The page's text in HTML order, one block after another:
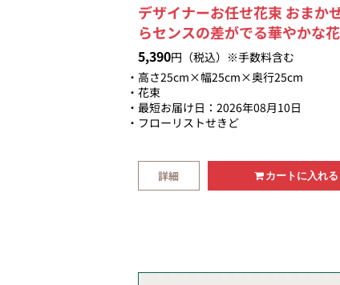
デザイナーお任せ花束 おまか
らセンスの差がでる華やかな
す。 大臣賞受賞デザイナーが制
る安心感と他店のアレンジと
じ違ったアレンジをお楽しみ頂
す。 大人っぽくシックな感じに
げる色合いです。 お任せいただ
します。 お花を新鮮でイキイキ
状態でお届けします。 豪華で
5,390円（税込）※手数料含む
高さ25cm×幅25cm×奥行25cm
花束
最短お届け日：2026年08月10日
フローリストせきど
詳細 カートに入れる